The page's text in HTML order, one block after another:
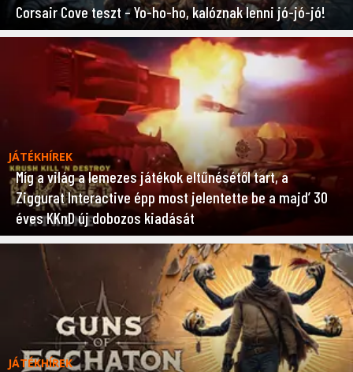
Corsair Cove teszt – Yo-ho-ho, kalóznak lenni jó-jó-jó!
JÁTÉKHÍREK
Míg a világ a lemezes játékok eltűnésétől tart, a
Ziggurat Interactive épp most jelentette be a majd’ 30
éves KKnD új dobozos kiadását
JÁTÉKHÍREK